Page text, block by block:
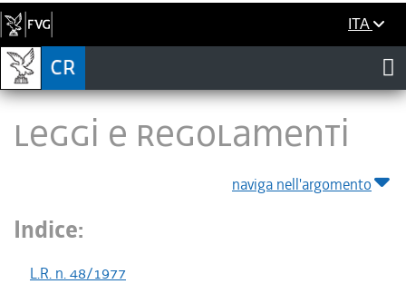
ITA
LEGGI E REGOLAMENTI
naviga nell'argomento
Indice:
L.R. n. 48/1977